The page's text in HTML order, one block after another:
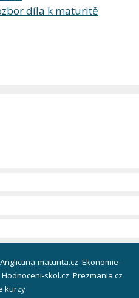
díla k maturitě
Anglictina-maturita.cz Ekonomie-
Hodnoceni-skol.cz Prezmania.cz
kurzy